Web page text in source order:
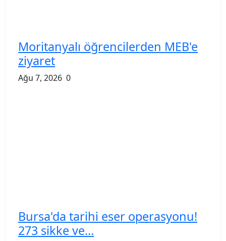
Moritanyalı öğrencilerden MEB'e
ziyaret
Ağu 7, 2026 0
Bursa'da tarihi eser operasyonu!
273 sikke ve...